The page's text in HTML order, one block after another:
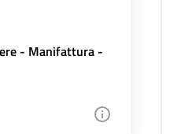
- Manifattura -